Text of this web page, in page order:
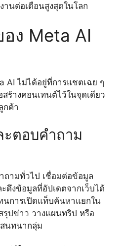
นต่อเดือนสูงสุดในโลก
ง Meta AI
AI ไม่ได้อยู่ที่การแชตเฉย ๆ
ร้างคอนเทนต์ไว้ในจุดเดียว
กค้า
ตอบคำถาม
ถามทั่วไป เชื่อมต่อข้อมูล
ดึงข้อมูลที่อัปเดตจากเว็บได้
นการเปิดแท็บค้นหาแยกใน
ปข่าว วางแผนทริป หรือ
นทนากลุ่ม